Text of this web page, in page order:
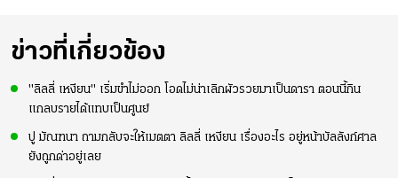
ข่าวที่เกี่ยวข้อง
"ลิลลี่ เหงียน" เริ่มขำไม่ออก โอดไม่น่าเลิกผัวรวยมาเป็นดารา ตอนนี้กิน
แกลบรายได้แทบเป็นศูนย์
ปู มัณฑนา ถามกลับจะให้เมตตา ลิลลี่ เหงียน เรื่องอะไร อยู่หน้าบัลลังก์ศาล
ยังถูกด่าอยู่เลย